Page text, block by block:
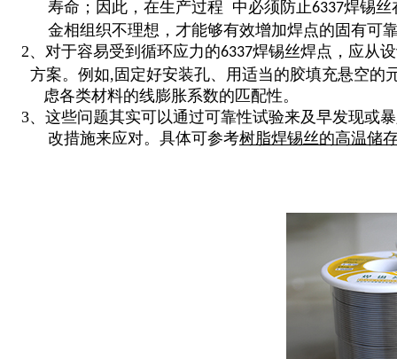
寿命；因 此，在生产过程 中必须防止6337焊锡丝
金相组织不理想，才能够有效增加焊点的固有可
2、对于容易受到循环应力的6337焊锡丝焊点，应从
方案。例如,固定好安装孔、用适当的胶填充悬空的
虑各类材料的线膨胀系数的匹配性。
3、这些问题其实可以通过可靠性试验来及早发现或
改措施来应对。具体可参考树脂焊锡丝的高温储